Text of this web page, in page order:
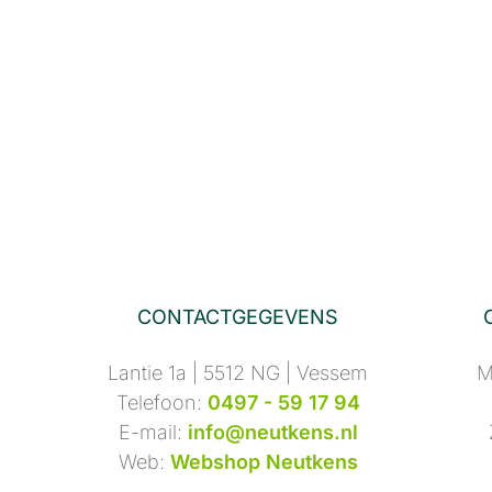
CONTACTGEGEVENS
Lantie 1a | 5512 NG | Vessem
Telefoon: 0497 - 59 17 94
E-mail: info@neutkens.nl
Web: Webshop Neutkens